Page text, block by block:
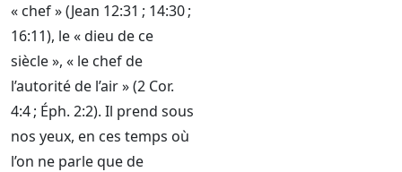
« chef » (Jean 12:31 ; 14:30 ;
16:11), le « dieu de ce
siècle », « le chef de
l’autorité de l’air » (2 Cor.
4:4 ; Éph. 2:2). Il prend sous
nos yeux, en ces temps où
l’on ne parle que de